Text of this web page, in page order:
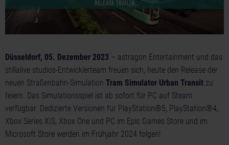
Düsseldorf, 05. Dezember 2023 – astragon Entertainment und das
stillalive studios-Entwicklerteam freuen sich, heute den Release der
neuen Straßenbahn-Simulation Tram Simulator Urban Transit zu
feiern. Das Simulationsspiel ist ab sofort für PC auf Steam
verfügbar. Dedizierte Versionen für PlayStation®5, PlayStation®4,
Xbox Series X|S, Xbox One und PC im Epic Games Store und im
Microsoft Store werden im Frühjahr 2024 folgen!